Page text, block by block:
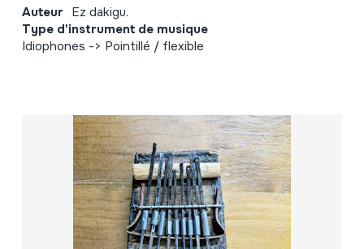
Auteur Ez dakigu.
Type d'instrument de musique
Idiophones -> Pointillé / flexible